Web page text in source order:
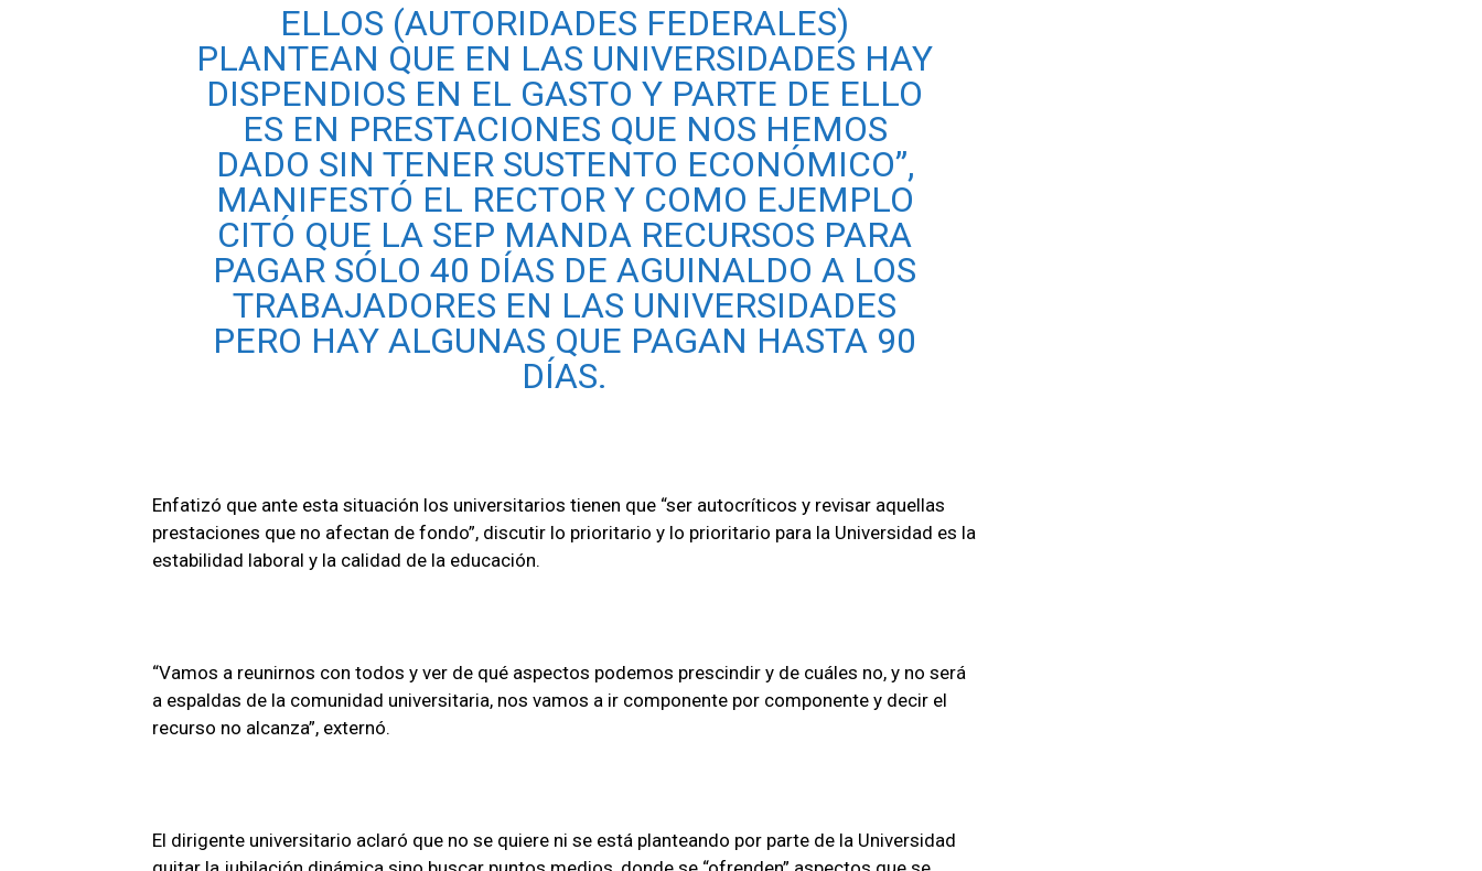
ELLOS (AUTORIDADES FEDERALES)
PLANTEAN QUE EN LAS UNIVERSIDADES HAY
DISPENDIOS EN EL GASTO Y PARTE DE ELLO
ES EN PRESTACIONES QUE NOS HEMOS
DADO SIN TENER SUSTENTO ECONÓMICO”,
MANIFESTÓ EL RECTOR Y COMO EJEMPLO
CITÓ QUE LA SEP MANDA RECURSOS PARA
PAGAR SÓLO 40 DÍAS DE AGUINALDO A LOS
TRABAJADORES EN LAS UNIVERSIDADES
PERO HAY ALGUNAS QUE PAGAN HASTA 90
DÍAS.
Enfatizó que ante esta situación los universitarios tienen que “ser autocríticos y revisar aquellas
prestaciones que no afectan de fondo”, discutir lo prioritario y lo prioritario para la Universidad es la
estabilidad laboral y la calidad de la educación.
“Vamos a reunirnos con todos y ver de qué aspectos podemos prescindir y de cuáles no, y no será
a espaldas de la comunidad universitaria, nos vamos a ir componente por componente y decir el
recurso no alcanza”, externó.
El dirigente universitario aclaró que no se quiere ni se está planteando por parte de la Universidad